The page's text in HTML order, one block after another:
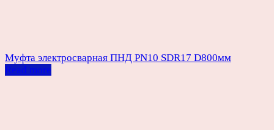
Муфта электросварная ПНД PN10 SDR17 D800мм
Read more